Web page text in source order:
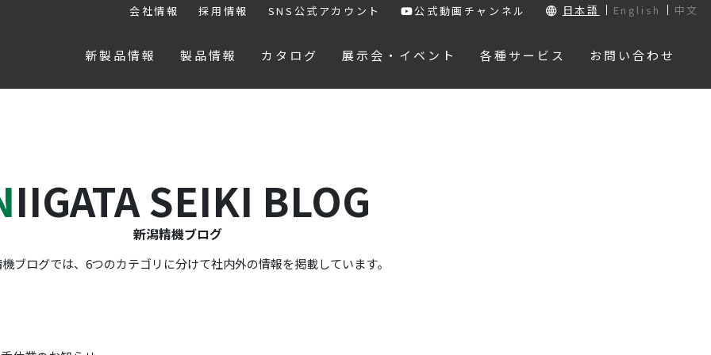
会社情報 採用情報 SNS公式アカウント 公式動画チャンネル 日本語 English 中文
新製品情報 製品情報 カタログ 展示会・イベント 各種サービス お問い合わせ
NIIGATA SEIKI BLOG
新潟精機ブログ
ブログでは、6つのカテゴリに分けて社内外の情報を掲載しています。